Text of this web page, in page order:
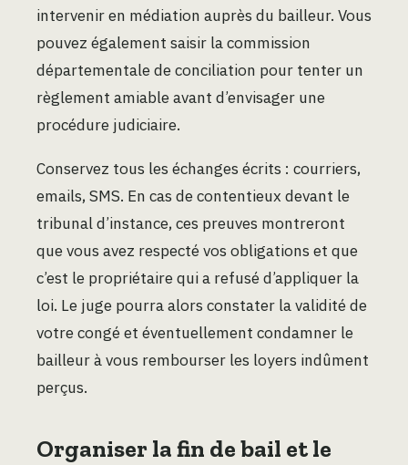
intervenir en médiation auprès du bailleur. Vous
pouvez également saisir la commission
départementale de conciliation pour tenter un
règlement amiable avant d’envisager une
procédure judiciaire.
Conservez tous les échanges écrits : courriers,
emails, SMS. En cas de contentieux devant le
tribunal d’instance, ces preuves montreront
que vous avez respecté vos obligations et que
c’est le propriétaire qui a refusé d’appliquer la
loi. Le juge pourra alors constater la validité de
votre congé et éventuellement condamner le
bailleur à vous rembourser les loyers indûment
perçus.
Organiser la fin de bail et le